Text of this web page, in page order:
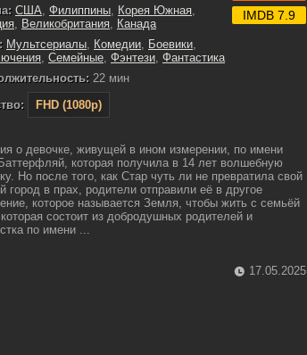
США, Филиппины, Корея Южная,
, Великобритания, Канада
Мультсериалы, Комедии, Боевики,
, Семейные, Фэнтези, Фантастика
22 мин
FHD (1080p)
IMDB 7.9
о девочке, живущей в ином измерении, по имени
которая получила в 14 лет волшебную
Но после того, как Стар чуть ли не превратила свой
город в прах, родители отправили её в другое
которое называется Земля, чтобы жить с семьёй
состоит из добродушных родителей и
по имени ...
17.05.2025